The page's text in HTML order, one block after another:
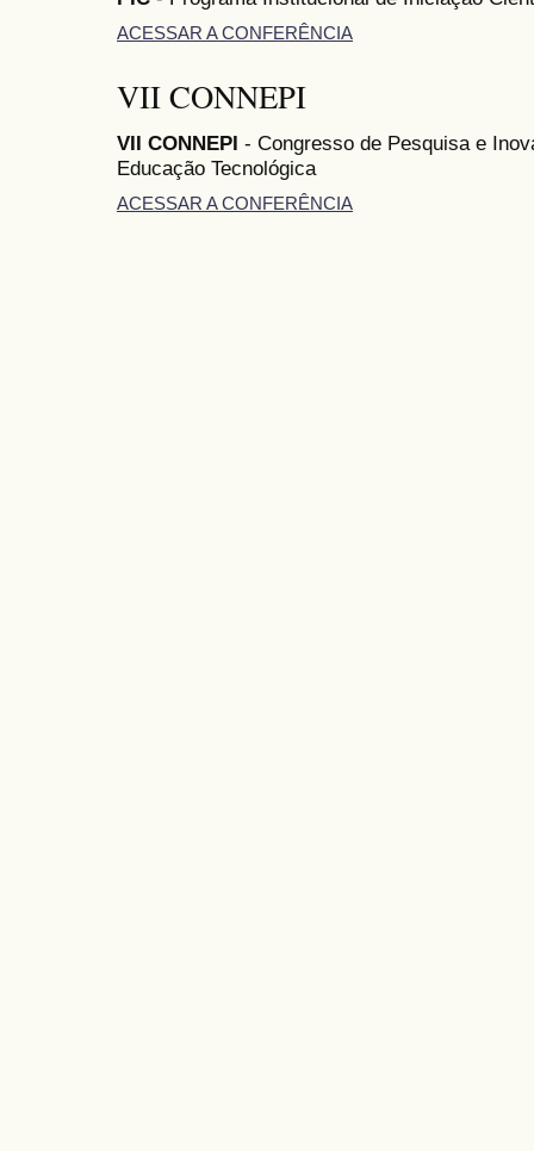
ACESSAR A CONFERÊNCIA
VII CONNEPI
VII CONNEPI - Congresso de Pesquisa e
Educação Tecnológica
ACESSAR A CONFERÊNCIA